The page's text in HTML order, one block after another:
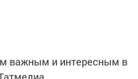
важным и интересным в